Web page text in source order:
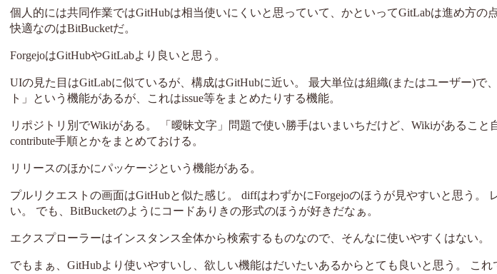
個人的には共同作業ではGitHubは相当使いにくいと思っていて、かといってGitLabは進め方の
快適なのはBitBucketだ。
ForgejoはGitHubやGitLabより良いと思う。
UIの見た目はGitLabに似ているが、構成はGitHubに近い。 最大単位は組織(またはユーザー)で
ト」という機能があるが、これはissue等をまとめたりする機能。
リポジトリ別でWikiがある。 「曖昧文字」問題で使い勝手はいまいちだけど、Wikiがあること
contribute手順とかをまとめておける。
リリースのほかにパッケージという機能がある。
プルリクエストの画面はGitHubと似た感じ。 diffはわずかにForgejoのほうが見やすいと思う。
い。 でも、BitBucketのようにコードありきの形式のほうが好きだなぁ。
エクスプローラーはインスタンス全体から検索するものなので、そんなに使いやすくはない。
でもまぁ、GitHubより使いやすいし、欲しい機能はだいたいあるからとても良いと思う。 これ